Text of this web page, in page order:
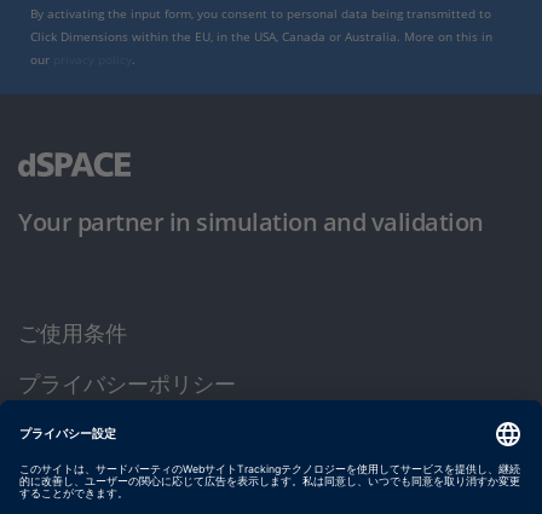
By activating the input form, you consent to personal data being transmitted to
Click Dimensions within the EU, in the USA, Canada or Australia. More on this in
our
.
Your partner in simulation and validation
ご使用条件
プライバシーポリシー
約款
サイト運営会社情報